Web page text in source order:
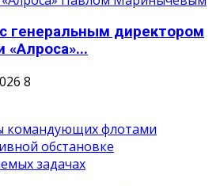
генеральным директором
«Алроса»...
8